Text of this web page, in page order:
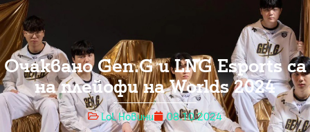
Очаквано Gen.G и LNG Esports са
на плейофи на Worlds 2024
LoL Новини 08.10.2024